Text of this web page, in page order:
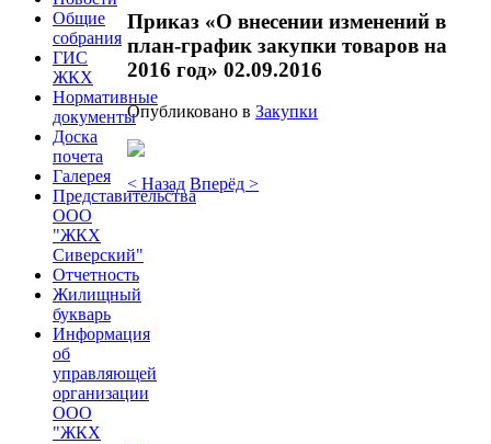
Приказ «О внесении изменений в
план-график закупки товаров на
2016 год» 02.09.2016
Опубликовано в Закупки
< Назад Вперёд >
Общие
собрания
ГИС
ЖКХ
Нормативные
документы
Доска
почета
Галерея
Представительства
ООО
"ЖКХ
Сиверский"
Отчетность
Жилищный
букварь
Информация
об
управляющей
организации
ООО
"ЖКХ